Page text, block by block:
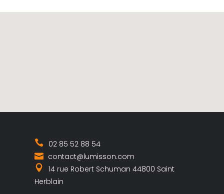
02 85 52 88 54
contact@lumisson.com
14 rue Robert Schuman 44800 Saint
Herblain